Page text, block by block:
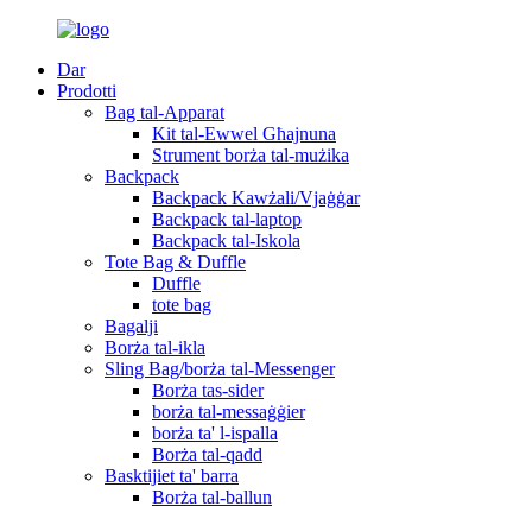
Dar
Prodotti
Bag tal-Apparat
Kit tal-Ewwel Għajnuna
Strument borża tal-mużika
Backpack
Backpack Kawżali/Vjaġġar
Backpack tal-laptop
Backpack tal-Iskola
Tote Bag & Duffle
Duffle
tote bag
Bagalji
Borża tal-ikla
Sling Bag/borża tal-Messenger
Borża tas-sider
borża tal-messaġġier
borża ta' l-ispalla
Borża tal-qadd
Basktijiet ta' barra
Borża tal-ballun